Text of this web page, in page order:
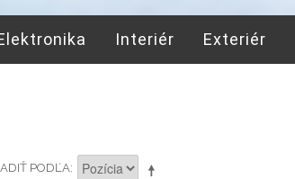
Interiér Exteriér
PODĽA